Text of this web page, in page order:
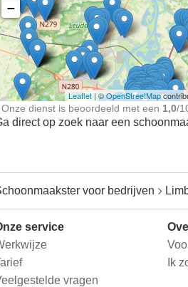
Ontdek meer ervaringen
Schoonmaakster bij
jou in de buurt
−
Leaflet | ©OpenStreetMap
Onze dienst is beoordeeld met een 1,0/
direct op zoek naar een
voor bedrijven
service
vragen
Ik